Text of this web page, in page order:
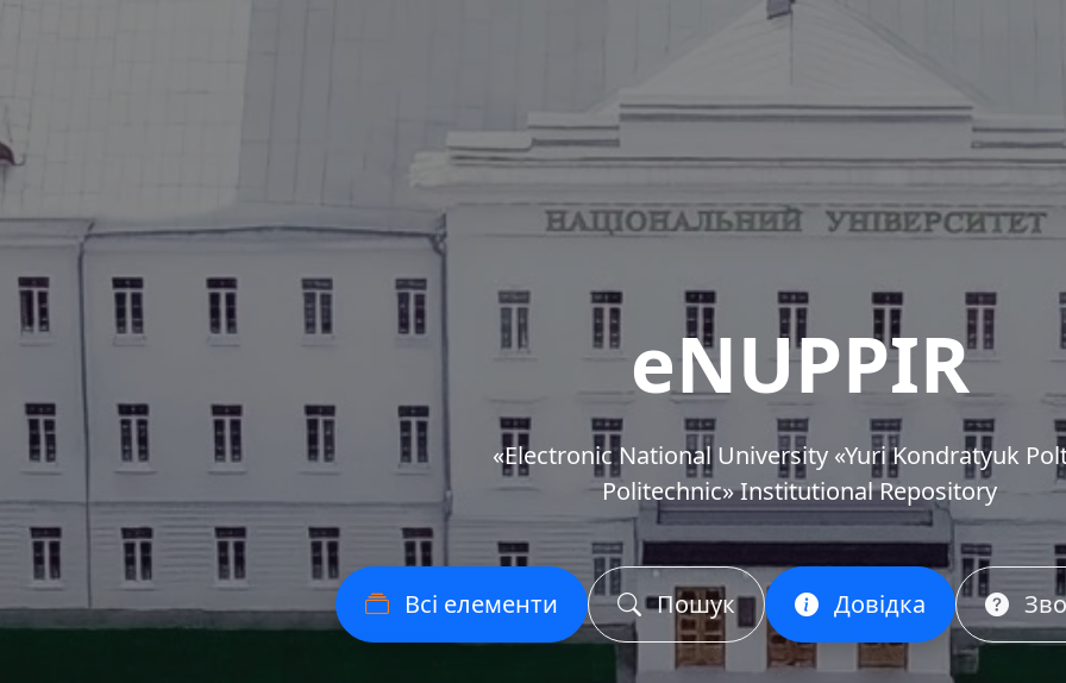
eNUPPIR
«Еlectronic National University «Yuri Kondratyuk
Politechnic» Institutional Repository
Всі елементи Пошук Довідка